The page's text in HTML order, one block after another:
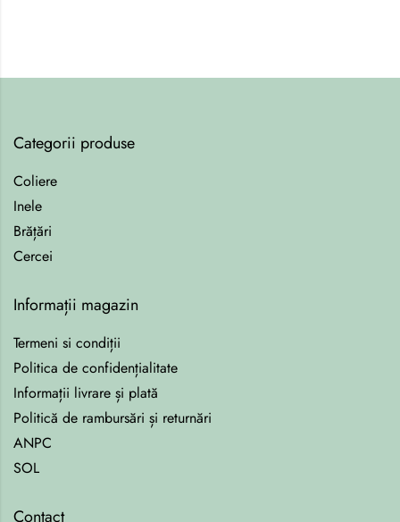
Categorii produse
Coliere
Inele
Brățări
Cercei
Informații magazin
Termeni si condiții
Politica de confidențialitate
Informații livrare și plată
Politică de rambursări și returnări
ANPC
SOL
Contact